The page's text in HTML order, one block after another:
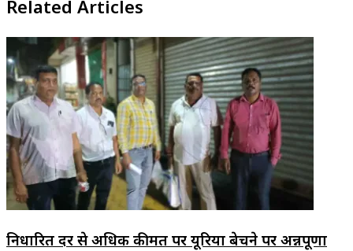
Related Articles
निर्धारित दर से अधिक कीमत पर यूरिया बेचने पर अन्नपूर्णा